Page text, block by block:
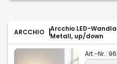
ARCCHIO
Arcchio LED-
Metall, up/down
Art.-Nr.: